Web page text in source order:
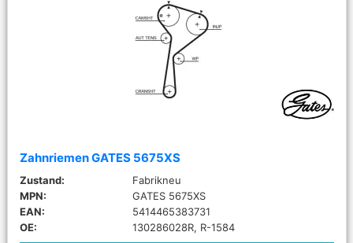
Zahnriemen GATES 5675XS
Zustand:
Fabrikneu
MPN:
GATES 5675XS
EAN:
5414465383731
OE:
130286028R, R-1584